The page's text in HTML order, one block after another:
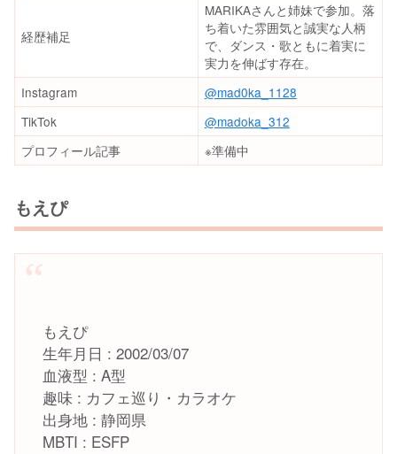
経歴補足
MARIKAさんと姉妹で参加。落
ち着いた雰囲気と誠実な人柄
で、ダンス・歌ともに着実に
実力を伸ばす存在。
Instagram
@mad0ka_1128
TikTok
@madoka_312
プロフィール記事
※準備中
もえぴ
もえぴ
生年月日 : 2002/03/07
血液型 : A型
趣味 : カフェ巡り・カラオケ
出身地 : 静岡県
MBTI : ESFP